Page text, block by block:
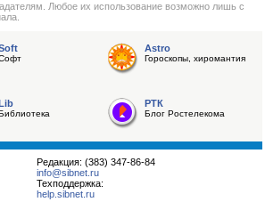
Любое их использование возможно лишь с
Astro
Гороскопы, хиромантия
РТК
Блог Ростелекома
Редакция: (383) 347-86-84
info@sibnet.ru
Техподдержка:
help.sibnet.ru